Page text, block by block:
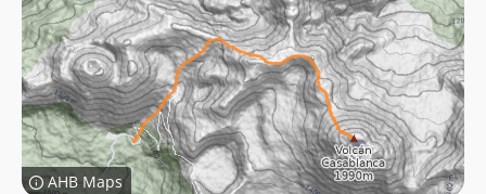
AHB Maps